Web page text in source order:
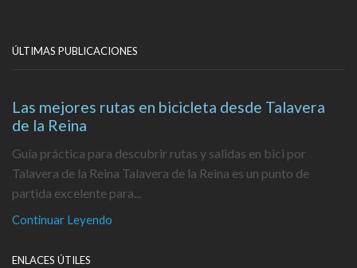
ÚLTIMAS PUBLICACIONES
Las mejores rutas en bicicleta desde Talavera
de la Reina
Guía práctica para descubrir rutas y salidas en bici por
Talavera de la Reina Talavera de la Reina es un punto de
partida excelente para...
Continuar Leyendo
ENLACES ÚTILES